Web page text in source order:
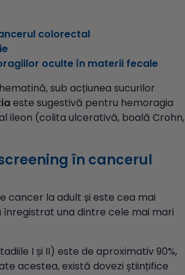
colorectal
oculte în materii fecale
sub acțiunea sucurilor
este sugestivă pentru hemoragia
ileon (colita ulcerativă, boală Crohn,
în cancerul
cancer la adult și este cea mai
una dintre cele mai mari
I și II) este de aproximativ 90%,
acestea, există dovezi științifice